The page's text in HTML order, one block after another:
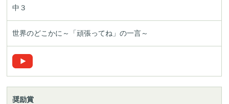
中３
世界のどこかに ～「頑張ってね」の一言～
奨励賞